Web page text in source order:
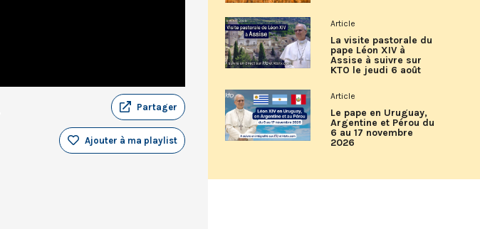
Partager
Ajouter à ma playlist
Article
La visite pastorale du
pape Léon XIV à
Assise à suivre sur
KTO le jeudi 6 août
Article
Le pape en Uruguay,
Argentine et Pérou du
6 au 17 novembre
2026